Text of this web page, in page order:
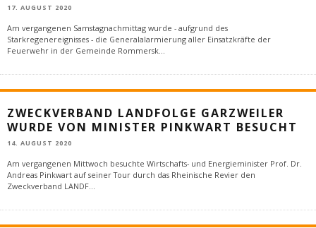
17. AUGUST 2020
Am vergangenen Samstagnachmittag wurde - aufgrund des
Starkregenereignisses - die Generalalarmierung aller Einsatzkräfte der
Feuerwehr in der Gemeinde Rommersk
ZWECKVERBAND LANDFOLGE GARZWEILER
WURDE VON MINISTER PINKWART BESUCHT
14. AUGUST 2020
Am vergangenen Mittwoch besuchte Wirtschafts- und Energieminister Prof. Dr.
Andreas Pinkwart auf seiner Tour durch das Rheinische Revier den
Zweckverband LANDF